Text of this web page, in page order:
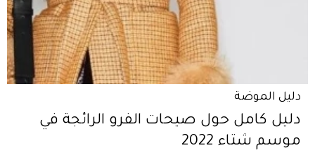
دليل الموضة
دليل كامل حول صيحات الفرو الرائجة في
موسم شتاء 2022